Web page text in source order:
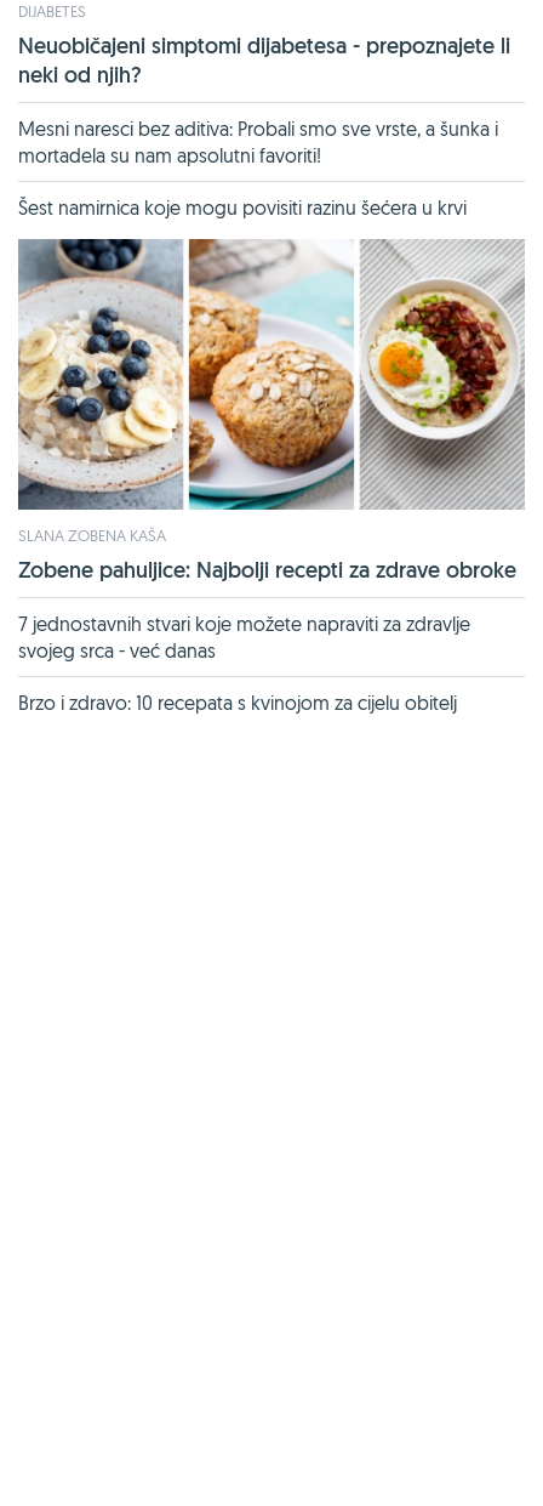
DIJABETES
Neuobičajeni simptomi dijabetesa - prepoznajete li
neki od njih?
Mesni naresci bez aditiva: Probali smo sve vrste, a šunka i
mortadela su nam apsolutni favoriti!
Šest namirnica koje mogu povisiti razinu šećera u krvi
SLANA ZOBENA KAŠA
Zobene pahuljice: Najbolji recepti za zdrave obroke
7 jednostavnih stvari koje možete napraviti za zdravlje
svojeg srca - već danas
Brzo i zdravo: 10 recepata s kvinojom za cijelu obitelj